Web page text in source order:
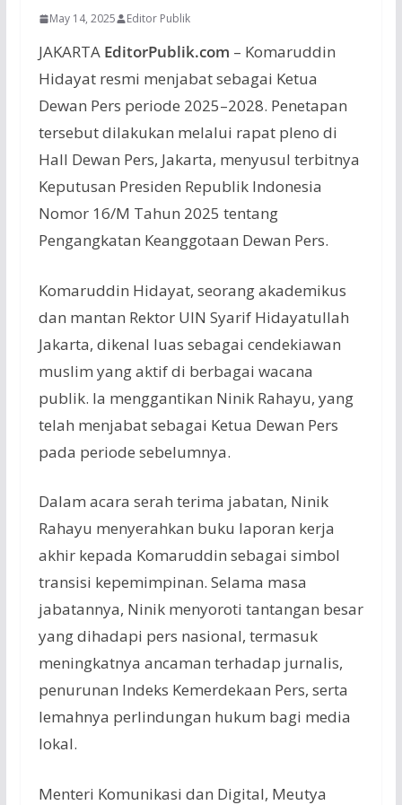
May 14, 2025 Editor Publik
JAKARTA EditorPublik.com – Komaruddin
Hidayat resmi menjabat sebagai Ketua
Dewan Pers periode 2025–2028. Penetapan
tersebut dilakukan melalui rapat pleno di
Hall Dewan Pers, Jakarta, menyusul terbitnya
Keputusan Presiden Republik Indonesia
Nomor 16/M Tahun 2025 tentang
Pengangkatan Keanggotaan Dewan Pers.
Komaruddin Hidayat, seorang akademikus
dan mantan Rektor UIN Syarif Hidayatullah
Jakarta, dikenal luas sebagai cendekiawan
muslim yang aktif di berbagai wacana
publik. Ia menggantikan Ninik Rahayu, yang
telah menjabat sebagai Ketua Dewan Pers
pada periode sebelumnya.
Dalam acara serah terima jabatan, Ninik
Rahayu menyerahkan buku laporan kerja
akhir kepada Komaruddin sebagai simbol
transisi kepemimpinan. Selama masa
jabatannya, Ninik menyoroti tantangan besar
yang dihadapi pers nasional, termasuk
meningkatnya ancaman terhadap jurnalis,
penurunan Indeks Kemerdekaan Pers, serta
lemahnya perlindungan hukum bagi media
lokal.
Menteri Komunikasi dan Digital, Meutya